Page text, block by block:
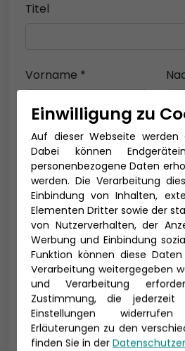
Titel
Vorname *
E-Mail *
Telefon *
Geburtsdatum
Einwilligung zu
Auf dieser Webseite werden
Dabei können
personenbezogene Daten
werden. Die Verarbeitung
Einbindung von Inhalten,
Elementen Dritter sowie der
von Nutzerverhalten, der
Werbung und Einbindung
Funktion können diese
Verarbeitung weitergegeben
und Verarbeitung
Zustimmung, die
Einstellungen
Erläuterungen zu den
finden Sie in der